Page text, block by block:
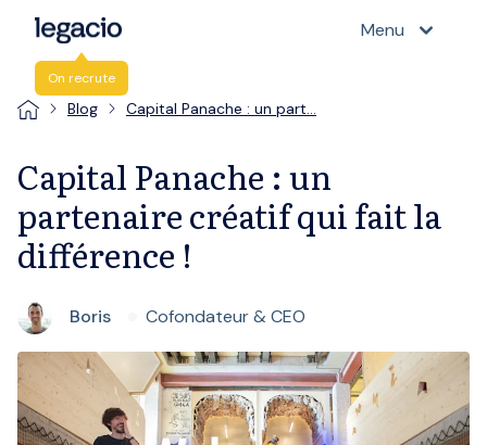
On recrute
Menu
Blog Capital Panache : un part…
Capital Panache : un
partenaire créatif qui fait la
différence !
Boris Cofondateur & CEO